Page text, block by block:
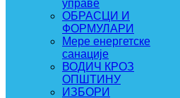
управе
ОБРАСЦИ И
ФОРМУЛАРИ
Мере енергетске
санације
ВОДИЧ КРОЗ
ОПШТИНУ
ИЗБОРИ